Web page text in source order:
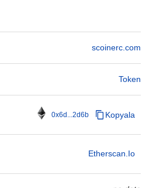
scoinerc.com
Token
0x6d...2d6b Kopyala
Etherscan.io